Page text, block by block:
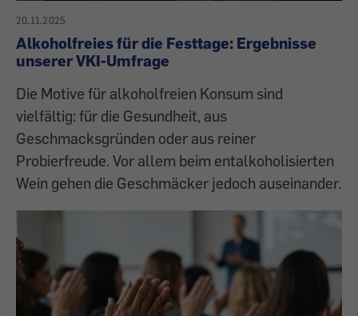
20.11.2025
Alkoholfreies für die Festtage: Ergebnisse
unserer VKI-Umfrage
Die Motive für alkoholfreien Konsum sind
vielfältig: für die Gesundheit, aus
Geschmacksgründen oder aus reiner
Probierfreude. Vor allem beim entalkoholisierten
Wein gehen die Geschmäcker jedoch auseinander.